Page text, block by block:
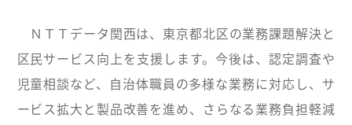
ＮＴＴデータ関西は、東京都北区の業務課題解決と
区民サービス向上を支援します。今後は、認定調査や
児童相談など、自治体職員の多様な業務に対応し、サ
ービス拡大と製品改善を進め、さらなる業務負担軽減